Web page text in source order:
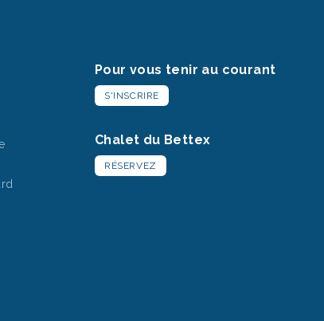
Pour vous tenir au courant
S'INSCRIRE
Chalet du Bettex
RÉSERVEZ